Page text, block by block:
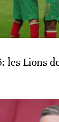
les Lions